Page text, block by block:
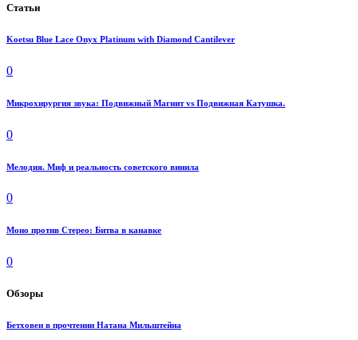
Статьи
Koetsu Blue Lace Onyx Platinum with Diamond Cantilever
0
Микрохирургия звука: Подвижный Магнит vs Подвижная Катушка.
0
Мелодия. Миф и реальность советского винила
0
Моно против Стерео: Битва в канавке
0
Обзоры
Бетховен в прочтении Натана Мильштейна